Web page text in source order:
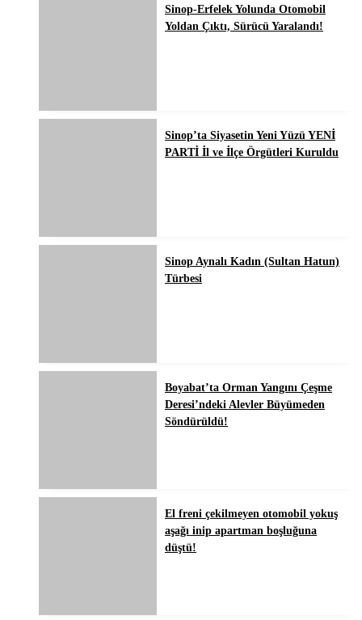
Sinop-Erfelek Yolunda Otomobil
Yoldan Çıktı, Sürücü Yaralandı!
Sinop’ta Siyasetin Yeni Yüzü YENİ
PARTİ İl ve İlçe Örgütleri Kuruldu
Sinop Aynalı Kadın (Sultan Hatun)
Türbesi
Boyabat’ta Orman Yangını Çeşme
Deresi’ndeki Alevler Büyümeden
Söndürüldü!
El freni çekilmeyen otomobil yokuş
aşağı inip apartman boşluğuna
düştü!